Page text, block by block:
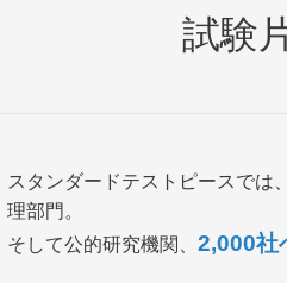
試験
スタンダードテストピースでは
理部門。
そして公的研究機関、 2,000社